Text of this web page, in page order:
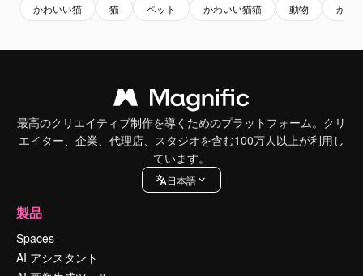
かわいい猫 猫 ペット かわいい猫猫 動物 かわ
最高のクリエイティブ制作を導くためのプラットフォーム。クリ
エイター、企業、代理店、スタジオを含む100万人以上が利用し
ています。
日本語
製品
Spaces
AI アシスタント